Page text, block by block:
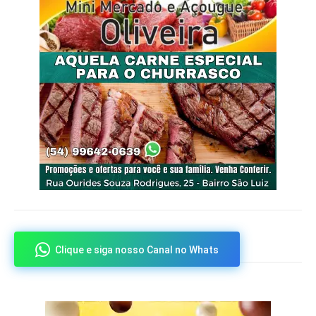
Clique e siga nosso Canal no Whats